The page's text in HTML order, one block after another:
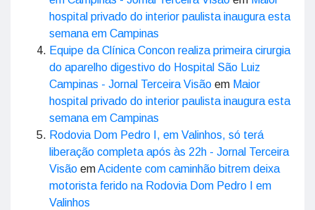
hospital privado do interior paulista inaugura esta
semana em Campinas
Equipe da Clínica Concon realiza primeira cirurgia
do aparelho digestivo do Hospital São Luiz
Campinas - Jornal Terceira Visão em Maior
hospital privado do interior paulista inaugura esta
semana em Campinas
Rodovia Dom Pedro I, em Valinhos, só terá
liberação completa após às 22h - Jornal Terceira
Visão emAcidente com caminhão bitrem deixa
motorista ferido na Rodovia Dom Pedro I em
Valinhos